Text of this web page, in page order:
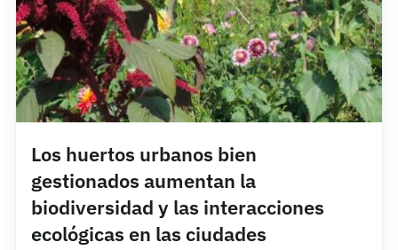
Los huertos urbanos bien
gestionados aumentan la
biodiversidad y las interacciones
ecológicas en las ciudades